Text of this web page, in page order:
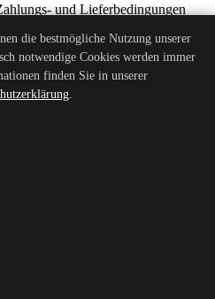
die bestmögliche Nutzung unserer
notwendige Cookies werden immer
finden Sie in unserer
und Lieferbedingungen
der POSZone
zur Batterieverordnung